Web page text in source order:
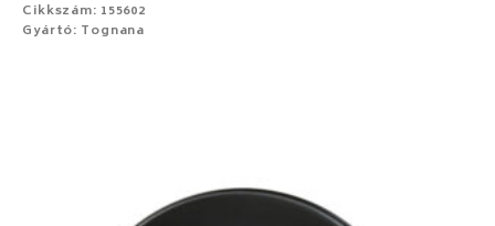
Cikkszám: 155602
Gyártó: Tognana